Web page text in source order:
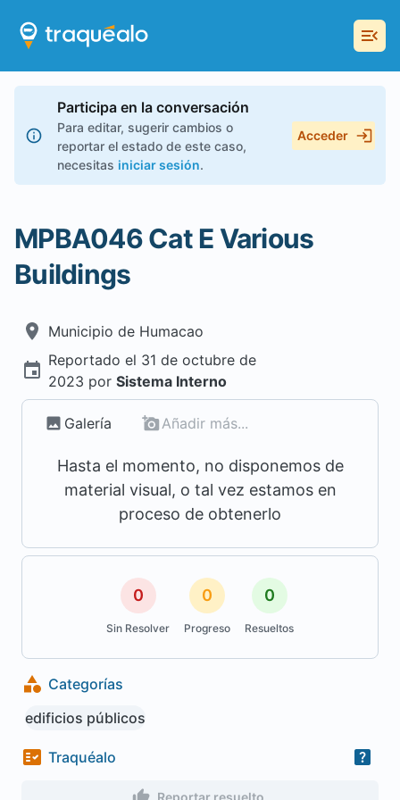
Participa en la conversación
Para editar, sugerir cambios o
reportar el estado de este caso,
necesitas iniciar sesión.
Acceder
MPBA046 Cat E Various
Buildings
Municipio de Humacao
Reportado el 31 de octubre de
2023 por Sistema Interno
Galería Añadir más...
Hasta el momento, no disponemos de
material visual, o tal vez estamos en
proceso de obtenerlo
0
Sin Resolver
0
Progreso
0
Resueltos
Categorías
edificios públicos
Traquéalo
Reportar resuelto